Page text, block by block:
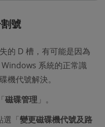
號
的 D 槽，有可能是因為
系統的正常識
機代號解決。
磁碟管理 」。
選「變更磁碟機代號及路